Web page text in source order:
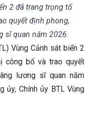
2 đã trang trọng tổ
quyết định phong,
sĩ quan năm 2026.
Vùng Cảnh sát biển 2
công bố và trao quyết
lương sĩ quan năm
ủy, Chính ủy BTL Vùng